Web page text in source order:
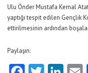
Ulu Önder Mustafa Kemal
yaptığı tespit edilen Gençlik
ettirilmesinin ardından
Paylaşın: